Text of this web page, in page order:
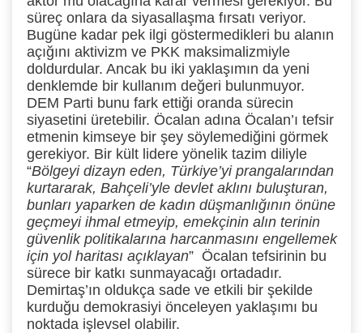
süreç onlara da siyasallaşma fırsatı veriyor.
Bugüne kadar pek ilgi göstermedikleri bu alanın
açığını aktivizm ve PKK maksimalizmiyle
doldurdular. Ancak bu iki yaklaşımın da yeni
denklemde bir kullanım değeri bulunmuyor.
DEM Parti bunu fark ettiği oranda sürecin
siyasetini üretebilir. Öcalan adına Öcalan’ı tefsir
etmenin kimseye bir şey söylemediğini görmek
gerekiyor. Bir kült lidere yönelik tazim diliyle
“Bölgeyi dizayn eden, Türkiye’yi prangalarından
kurtararak, Bahçeli’yle devlet aklını buluşturan,
bunları yaparken de kadın düşmanlığının önüne
geçmeyi ihmal etmeyip, emekçinin alın terinin
güvenlik politikalarına harcanmasını engellemek
için yol haritası açıklayan” Öcalan tefsirinin bu
sürece bir katkı sunmayacağı ortadadır.
Demirtaş’ın oldukça sade ve etkili bir şekilde
kurduğu demokrasiyi önceleyen yaklaşımı bu
noktada işlevsel olabilir.